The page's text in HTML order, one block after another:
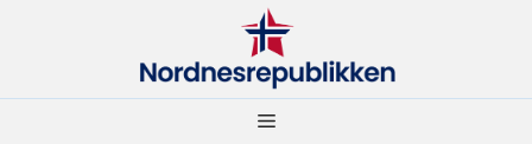
Meny